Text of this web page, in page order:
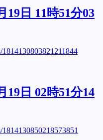
19日 11時51分03
1814130803821211844
19日 02時51分14